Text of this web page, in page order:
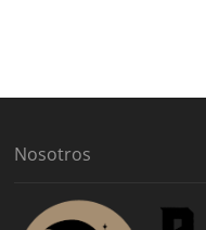
Nosotros